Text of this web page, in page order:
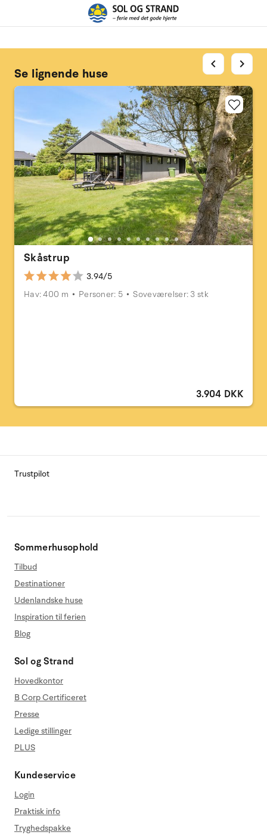
Se lignende huse
Skåstrup
3.94/5
Hav: 400 m
Personer: 5 Soveværelser: 3 stk
3.904 DKK
chevron_left chevron_right
Trustpilot
Sommerhusophold
Tilbud
Destinationer
Udenlandske huse
Inspiration til ferien
Blog
Sol og Strand
Hovedkontor
B Corp Certificeret
Presse
Ledige stillinger
PLUS
Kundeservice
Login
Praktisk info
Tryghedspakke